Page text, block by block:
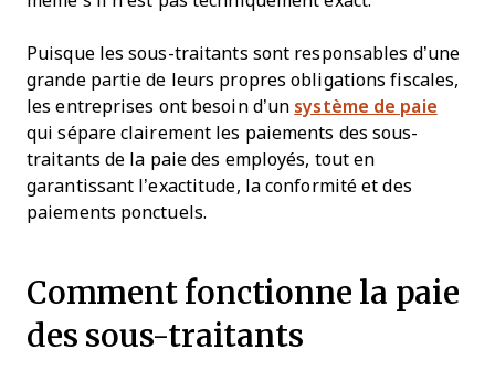
Puisque les sous-traitants sont responsables d’une
grande partie de leurs propres obligations fiscales,
les entreprises ont besoin d’un système de paie
qui sépare clairement les paiements des sous-
traitants de la paie des employés, tout en
garantissant l’exactitude, la conformité et des
paiements ponctuels.
Comment fonctionne la paie
des sous-traitants